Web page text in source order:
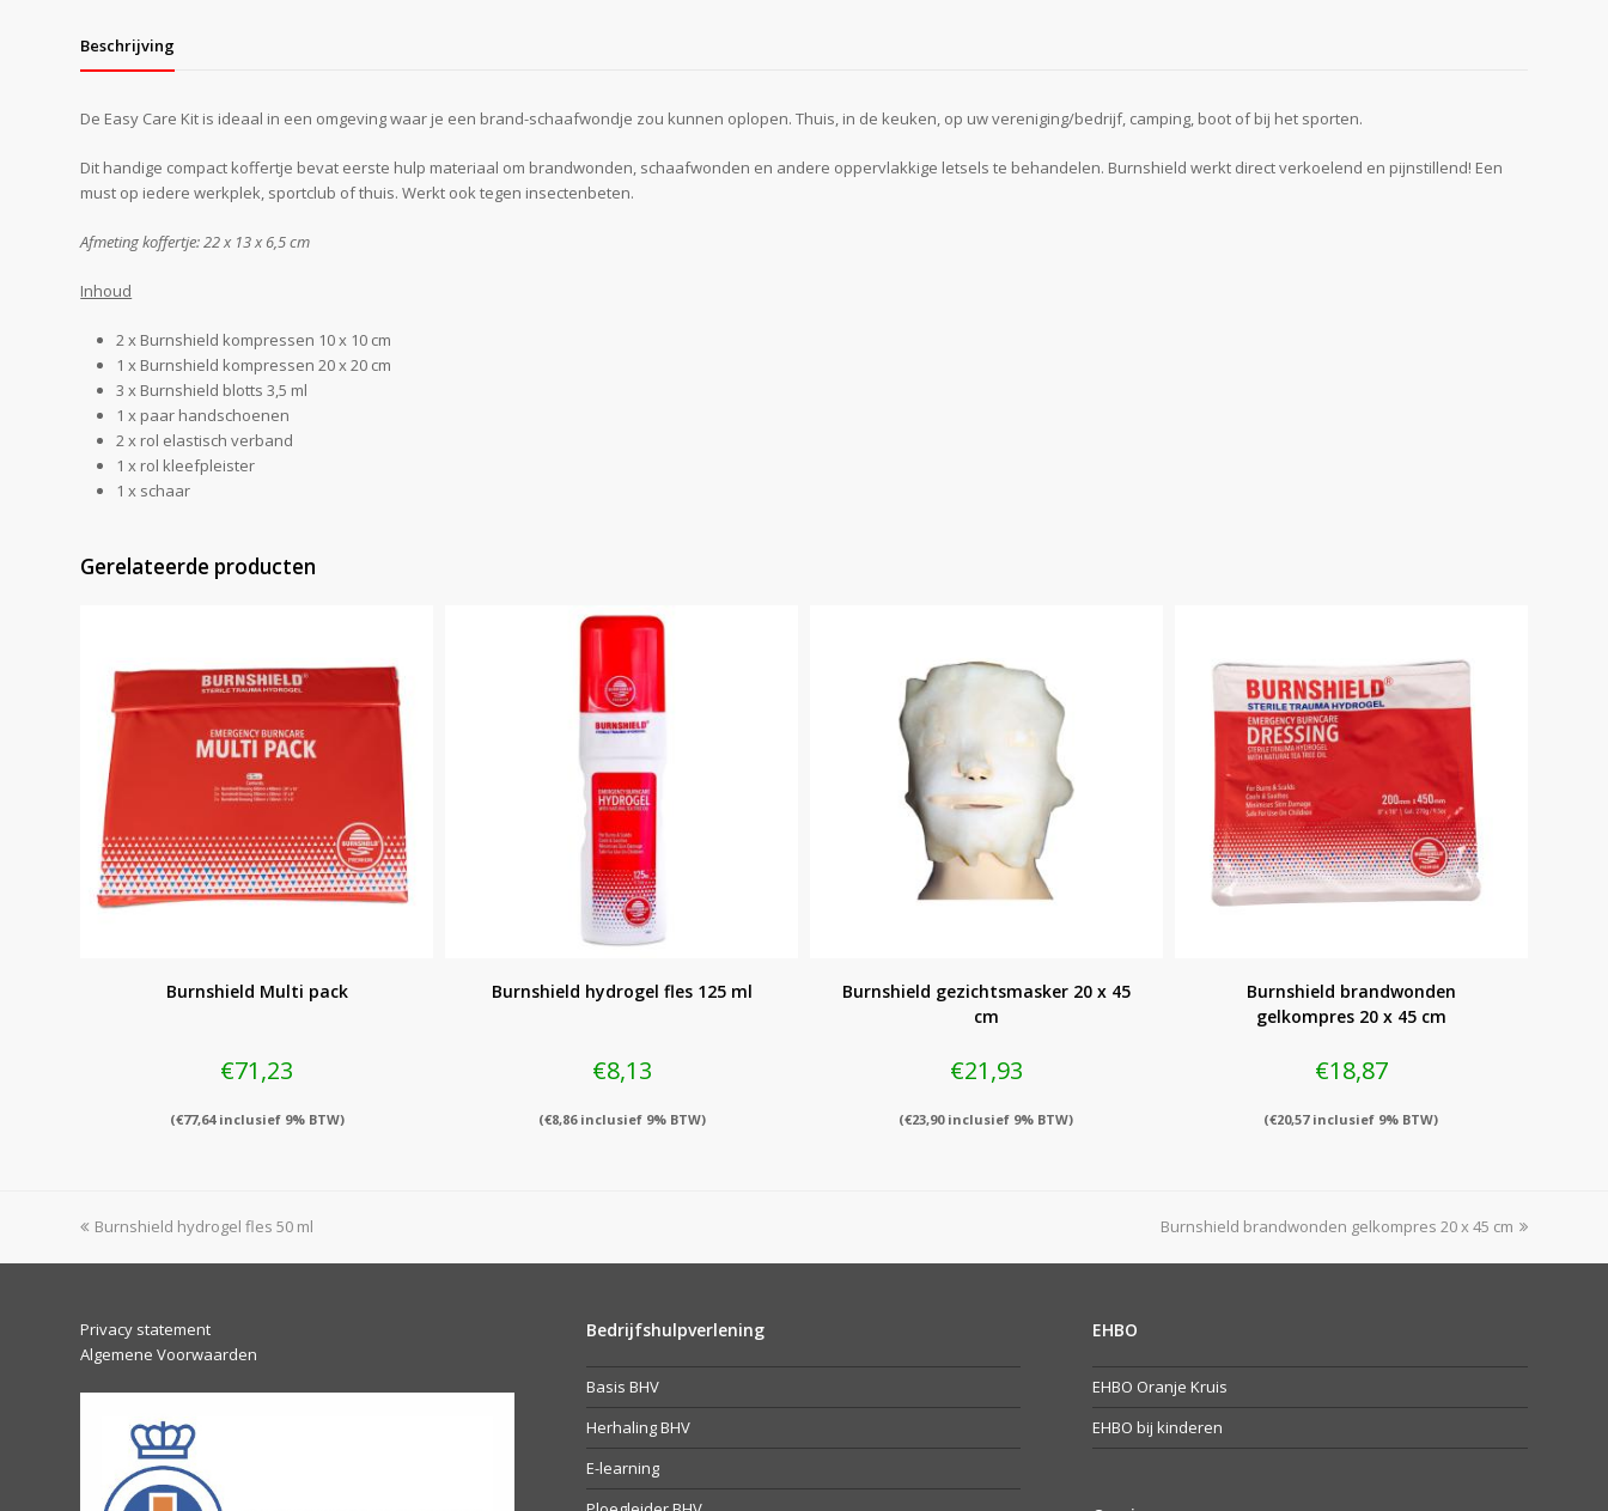
Beschrijving
De Easy Care Kit is ideaal in een omgeving waar je een brand-schaafwondje zou kunnen oplopen. Thuis, in de keuken, op uw vereniging/bedrijf, camping, boot of bij het sporten.
Dit handige compact koffertje bevat eerste hulp materiaal om brandwonden, schaafwonden en andere oppervlakkige letsels te behandelen. Burnshield werkt direct verkoelend en pijnstillend! Een
must op iedere werkplek, sportclub of thuis. Werkt ook tegen insectenbeten.
Afmeting koffertje: 22 x 13 x 6,5 cm
Inhoud
2 x Burnshield kompressen 10 x 10 cm
1 x Burnshield kompressen 20 x 20 cm
3 x Burnshield blotts 3,5 ml
1 x paar handschoenen
2 x rol elastisch verband
1 x rol kleefpleister
1 x schaar
Gerelateerde producten
Burnshield Multi pack
€71,23
(€77,64inclusief 9% BTW)
Burnshield hydrogel fles 125 ml
€8,13
(€8,86inclusief 9% BTW)
Burnshield gezichtsmasker 20 x 45
cm
€21,93
(€23,90inclusief 9% BTW)
Burnshield brandwonden
gelkompres 20 x 45 cm
€18,87
(€20,57inclusief 9% BTW)
previous
Burnshield hydrogel fles 50 ml
next
Burnshield brandwonden gelkompres 20 x 45 cm
Privacy statement
Algemene Voorwaarden
Bedrijfshulpverlening
Basis BHV
Herhaling BHV
E-learning
EHBO
EHBO Oranje Kruis
EHBO bij kinderen